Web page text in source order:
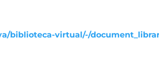
biblioteca-virtual/-/